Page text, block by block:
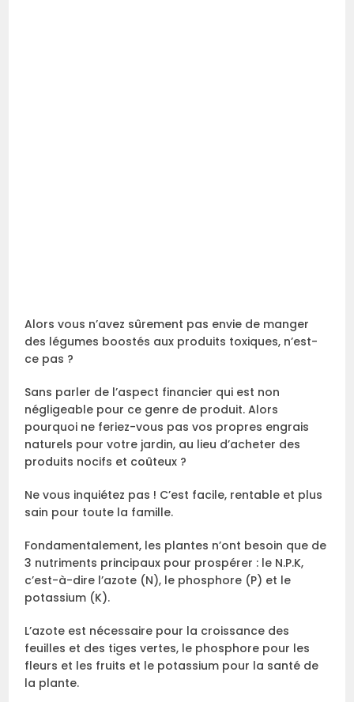
Alors vous n’avez sûrement pas envie de manger
des légumes boostés aux produits toxiques, n’est-
ce pas ?
Sans parler de l’aspect financier qui est non
négligeable pour ce genre de produit. Alors
pourquoi ne feriez-vous pas vos propres engrais
naturels pour votre jardin, au lieu d’acheter des
produits nocifs et coûteux ?
Ne vous inquiétez pas ! C’est facile, rentable et plus
sain pour toute la famille.
Fondamentalement, les plantes n’ont besoin que de
3 nutriments principaux pour prospérer : le N.P.K,
c’est-à-dire l’azote (N), le phosphore (P) et le
potassium (K).
L’azote est nécessaire pour la croissance des
feuilles et des tiges vertes, le phosphore pour les
fleurs et les fruits et le potassium pour la santé de
la plante.